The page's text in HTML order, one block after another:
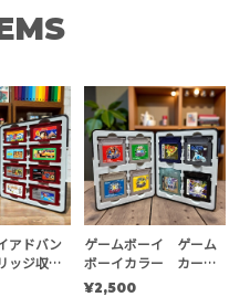
アドバン
ッジ収納
個用
ゲームボーイ ゲーム
ボーイカラー カート
リッジ収納ケース
¥2,500